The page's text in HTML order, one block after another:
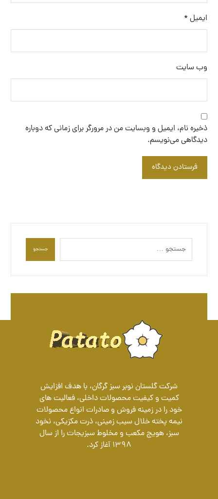
ایمیل *
وب‌ سایت
ذخیره نام، ایمیل و وبسایت من در مرورگر برای زمانی که دوباره
دیدگاهی می‌نویسم.
فرستادن دیدگاه
جستجو
شرکت گلستان نوبر سبز گرگان، با هدف افزایش
کمیت و کیفیت محصولات داخلی، فعالیت های
خود را در زمینه فروش و صادرات انواع محصولات
نیمه پخته خلال سیب زمینی، ذرت مکزیکی، نخود
سبز، هویج مکعب و مخلوط سبزیجات را از سال
1398 آغاز کرد.